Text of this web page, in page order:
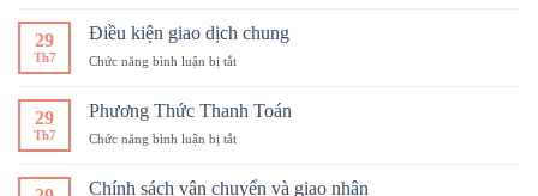
Đôi
DỊCH
TMĐT
MẮT
khác
giữa
300,
310P,
320P,
29
Th7
Điều kiện giao dịch chung
Chức năng bình luận bị tắtở
giao
dịch
29
Th7
Phương Thức Thanh Toán
Chức năng bình luận bị tắtở
Thức
Chính sách vận chuyển và giao nhận